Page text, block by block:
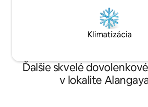
Klimatizácia
Ďalšie skvelé
v lokalite